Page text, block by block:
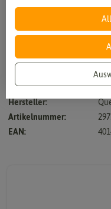
unwiderstehlich für
Hersteller:
Artikelnummer:
EAN: